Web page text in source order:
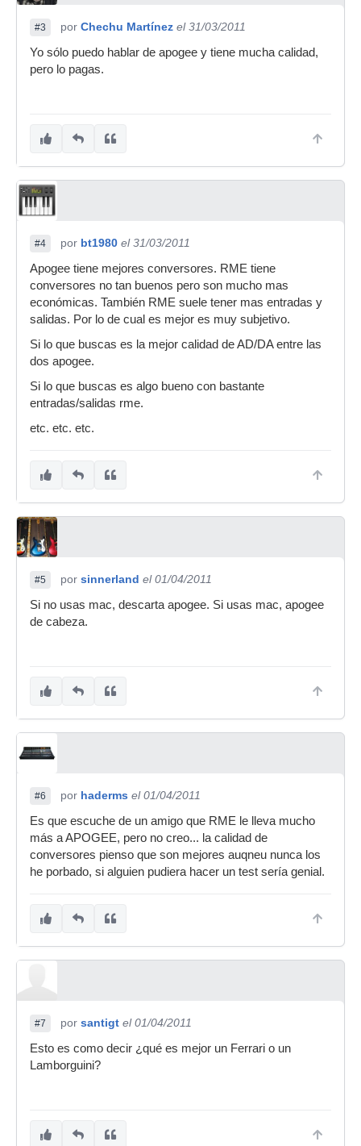
#3 por Chechu Martínez el 31/03/2011
Yo sólo puedo hablar de apogee y tiene mucha calidad,
pero lo pagas.
#4 por bt1980 el 31/03/2011
Apogee tiene mejores conversores. RME tiene
conversores no tan buenos pero son mucho mas
económicas. También RME suele tener mas entradas y
salidas. Por lo de cual es mejor es muy subjetivo.
Si lo que buscas es la mejor calidad de AD/DA entre las
dos apogee.
Si lo que buscas es algo bueno con bastante
entradas/salidas rme.
etc. etc. etc.
#5 por sinnerland el 01/04/2011
Si no usas mac, descarta apogee. Si usas mac, apogee
de cabeza.
#6 por haderms el 01/04/2011
Es que escuche de un amigo que RME le lleva mucho
más a APOGEE, pero no creo... la calidad de
conversores pienso que son mejores auqneu nunca los
he porbado, si alguien pudiera hacer un test sería genial.
#7 por santigt el 01/04/2011
Esto es como decir ¿qué es mejor un Ferrari o un
Lamborguini?